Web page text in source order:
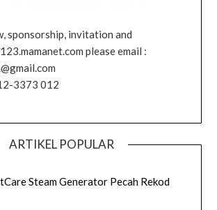
sponsorship, invitation and
please email :
3373 012
ARTIKEL POPULAR
Steam Generator Pecah Rekod